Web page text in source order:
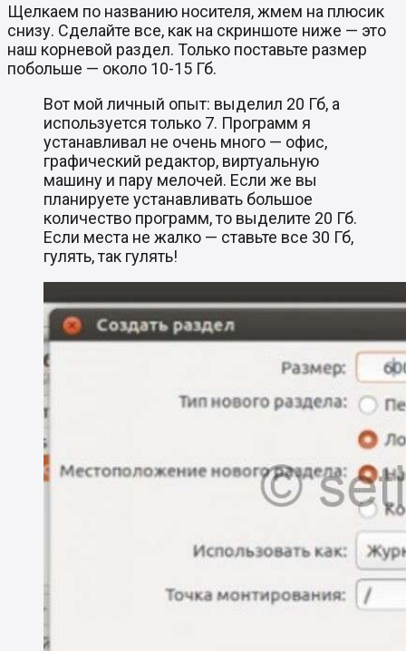
Щелкаем по названию носителя, жмем на плюсик
снизу. Сделайте все, как на скриншоте ниже — это
наш корневой раздел. Только поставьте размер
побольше — около 10-15 Гб.
Вот мой личный опыт: выделил 20 Гб, а
используется только 7. Программ я
устанавливал не очень много — офис,
графический редактор, виртуальную
машину и пару мелочей. Если же вы
планируете устанавливать большое
количество программ, то выделите 20 Гб.
Если места не жалко — ставьте все 30 Гб,
гулять, так гулять!